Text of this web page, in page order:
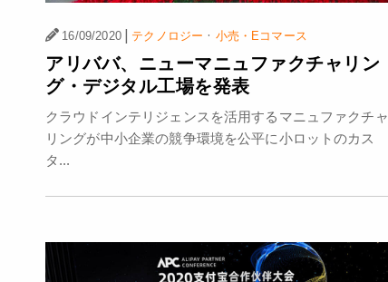
16/09/2020 | テクノロジー · 小売・Eコマース
アリババ、ニューマニュファクチャリン
グ・デジタル工場を発表
クラウドインテリジェンスを活用するマニュファクチャ
リングが中小企業の競争環境を公平に小ロットのカス
タ...